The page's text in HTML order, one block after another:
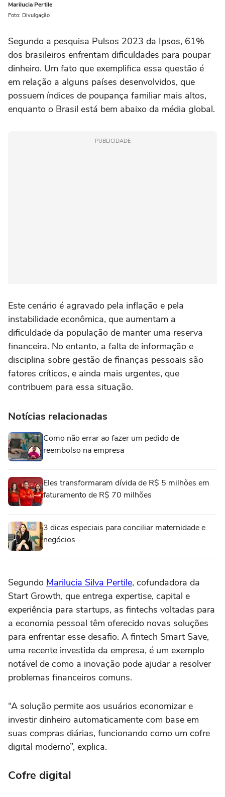
Marilucia Pertile
Foto: Divulgação
Segundo a pesquisa Pulsos 2023 da Ipsos, 61%
dos brasileiros enfrentam dificuldades para poupar
dinheiro. Um fato que exemplifica essa questão é
em relação a alguns países desenvolvidos, que
possuem índices de poupança familiar mais altos,
enquanto o Brasil está bem abaixo da média global.
PUBLICIDADE
Este cenário é agravado pela inflação e pela
instabilidade econômica, que aumentam a
dificuldade da população de manter uma reserva
financeira. No entanto, a falta de informação e
disciplina sobre gestão de finanças pessoais são
fatores críticos, e ainda mais urgentes, que
contribuem para essa situação.
Notícias relacionadas
Como não errar ao fazer um pedido de
reembolso na empresa
Eles transformaram dívida de R$ 5 milhões em
faturamento de R$ 70 milhões
3 dicas especiais para conciliar maternidade e
negócios
Segundo Marilucia Silva Pertile, cofundadora da
Start Growth, que entrega expertise, capital e
experiência para startups, as fintechs voltadas para
a economia pessoal têm oferecido novas soluções
para enfrentar esse desafio. A fintech Smart Save,
uma recente investida da empresa, é um exemplo
notável de como a inovação pode ajudar a resolver
problemas financeiros comuns.
“A solução permite aos usuários economizar e
investir dinheiro automaticamente com base em
suas compras diárias, funcionando como um cofre
digital moderno”, explica.
Cofre digital